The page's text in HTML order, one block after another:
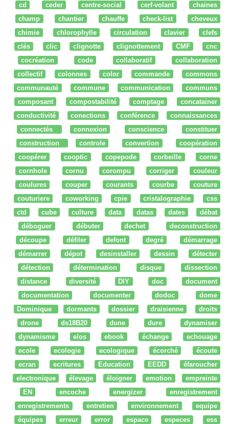
cd
ceder centre-social cerf-volant
chaines
champ
chantier chauffe check-list
cheveux
chimie
chlorophylle circulation clavier
clefs
clés
clic clignotte clignottement CMF
cnc
cocréation
code collaboratif
collaboration
collectif
colonnes color commande
commons
communauté
commune communication
communs
composant
compostabilité comptage
concatainer
conductivité
conections conférence
connaissances
connectés
connexion conscience
constituer
construction
controle convertion
coopération
coopérer
cooptic copepode corbeille
corne
cornhole
cornu corompu corriger
couleur
coulures
couper courants courbe
couture
couturiere
coworking cpie cristalographie
css
ctd
cube culture data datas dates
débat
déboguer
débuter dechet
deconstruction
découpe
défiler defont degré
démarrage
démarrer
dépot desinstaller dessin
détecter
détection
détermination disque
dissection
distance
diversité DIY doc
document
documentation
documenter dodoc
dome
Dominique
dormants dossier draisienne
droits
drone
ds18B20 dune dure
dynamiser
dynamisme
e/os ebook échange
echouage
ecole
ecologie ecologique écorché
écoute
ecran
ecritures Education EEDD
éfaroucher
electronique
élevage éloigner emotion
empreinte
EN
encoche energizer
enregistrement
enregistrements
entretien environnement
equipe
équipes
erreur error espace especes
ess